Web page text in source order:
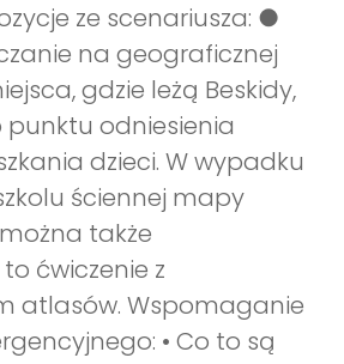
ze scenariusza: ●
na geograficznej
gdzie leżą Beskidy,
punktu odniesienia
dzieci. W wypadku
ściennej mapy
także
ćwiczenie z
atlasów. Wspomaganie
• Co to są